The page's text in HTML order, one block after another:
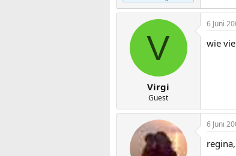
V
Virgi
Guest
6 Juni
wie
6 Juni